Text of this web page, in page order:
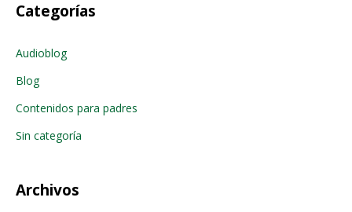
Categorías
Audioblog
Blog
Contenidos para padres
Sin categoría
Archivos